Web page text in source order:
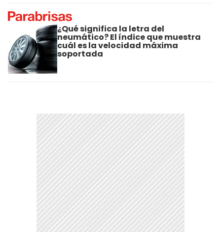
¿Qué significa la letra del
neumático? El índice que muestra
cuál es la velocidad máxima
soportada